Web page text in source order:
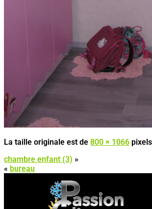
La taille originale est de 800 × 1066 pixels
chambre enfant (3) »
« bureau